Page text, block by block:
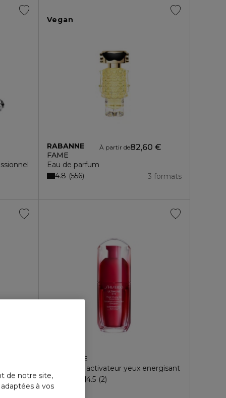
Vegan
RABANNE
FAME
Eau de parfum
À partir de82,60 €
3 formats
4.8 556
ULTIMUNE
Concentré activateur yeux energisant
89,70 € 4.5 2
de notre site,
à vos